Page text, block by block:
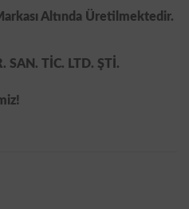
Altında Üretilmektedir.
SAN. TİC. LTD. ŞTİ.